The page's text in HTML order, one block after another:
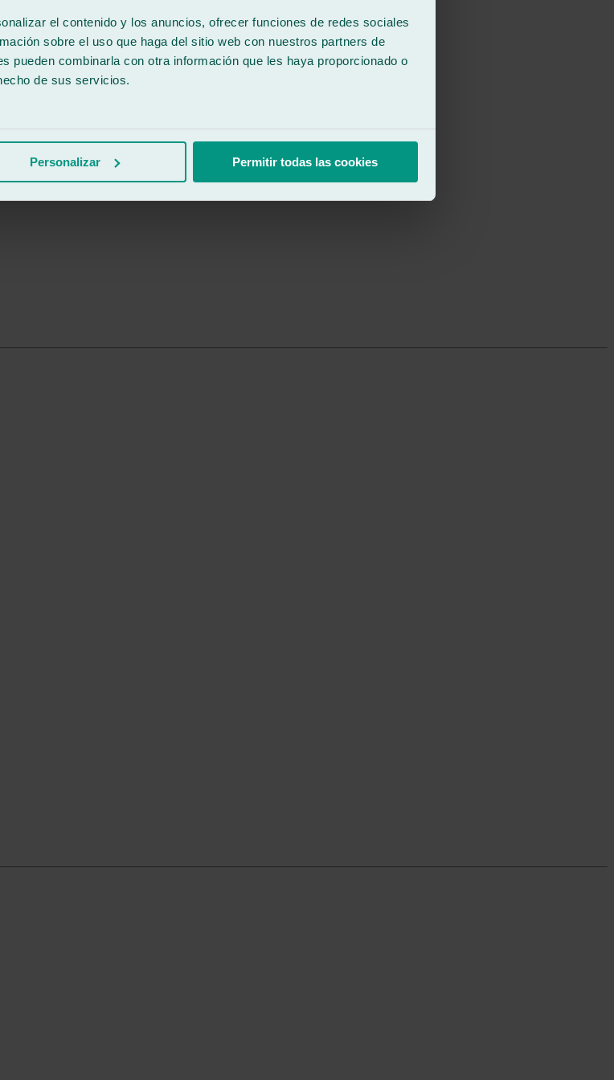
el contenido y los anuncios, ofrecer funciones de redes sociales
sobre el uso que haga del sitio web con nuestros partners de
pueden combinarla con otra información que les haya proporcionado o
de sus servicios.
Personalizar Permitir todas las cookies